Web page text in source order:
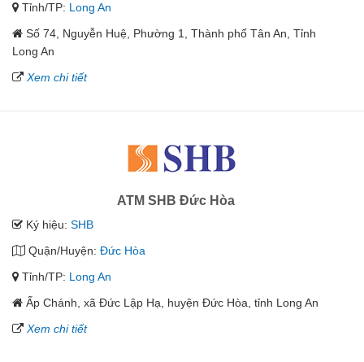
Tỉnh/TP: Long An
Số 74, Nguyễn Huệ, Phường 1, Thành phố Tân An, Tỉnh
Long An
Xem chi tiết
ATM SHB Đức Hòa
Ký hiệu: SHB
Quận/Huyện: Đức Hòa
Tỉnh/TP: Long An
Ấp Chánh, xã Đức Lập Hạ, huyện Đức Hòa, tỉnh Long An
Xem chi tiết